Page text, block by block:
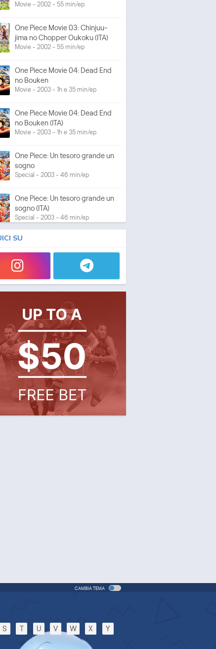
Movie - 2002 - 55 min/ep
One Piece Movie 03: Chinjuu-
jima no Chopper Oukoku (ITA)
Movie - 2002 - 55 min/ep
One Piece Movie 04: Dead End
no Bouken
Movie - 2003 - 1h e 35 min/ep
One Piece Movie 04: Dead End
no Bouken (ITA)
Movie - 2003 - 1h e 35 min/ep
One Piece: Un tesoro grande un
sogno
Special - 2003 - 46 min/ep
One Piece: Un tesoro grande un
sogno (ITA)
Special - 2003 - 46 min/ep
One Piece: L'ultima esibizione
One Piece: L'ultima esibizione
(ITA)
One Piece Movie 05:
Norowareta Seiken
Movie - 2004 - 1h e 35 min/ep
One Piece Movie 05:
Norowareta Seiken (ITA)
Movie - 2004 - 1h e 35 min/ep
One Piece Movie 06: Omatsuri
One Piece Movie 07: Karakuri-
SU
CAMBIA TEMA
S T U V W X
Y